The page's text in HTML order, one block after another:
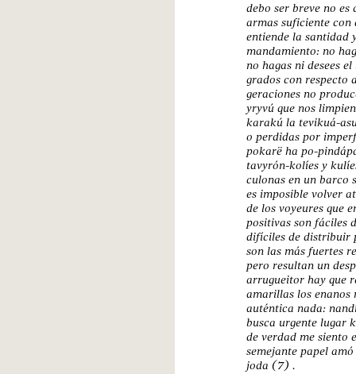
debo ser breve no
armas suficiente con
entiende la santidad
manda­miento: no
no hagas ni desees
grados con res­pecto
geraciones no
yryvú que nos
karakú la tevi­kuá-
o perdi­das por
pokarë ha po-
tavyrón-ko­líes y
culonas en un barco
es imposible volver
de los vo­yeures que
positivas son fáciles
difíciles de distribuir
son las más fuertes
pero resultan un
arrugueitor hay que
amarillas los
auténtica nada:
busca ur­gente lugar
de verdad me siento
semejante papel
joda (7) .